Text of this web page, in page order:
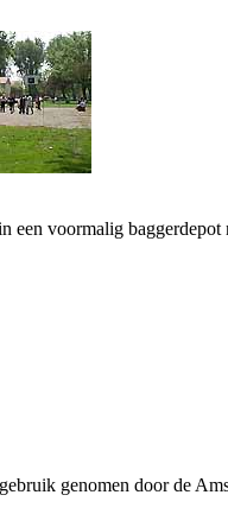
voormalig
genomen door de